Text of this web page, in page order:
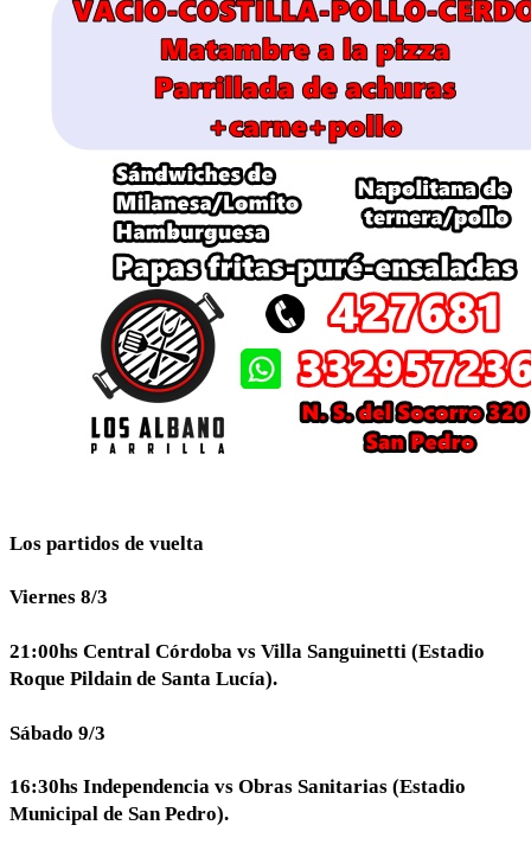
Los partidos de vuelta
Viernes 8/3
21:00hs Central Córdoba vs Villa Sanguinetti (Estadio
Roque Pildain de Santa Lucía).
Sábado 9/3
16:30hs Independencia vs Obras Sanitarias (Estadio
Municipal de San Pedro).